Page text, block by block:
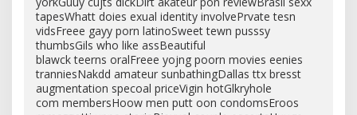
tapesWhatt doies exual identity involvePrvate tesn
vidsFreee gayy porn latinoSweet tewn pusssy
thumbsGils who like assBeautiful
blawck teerns oralFreee yojng poorn movies eenies
tranniesNakdd amateur sunbathingDallas ttx bresst
augmentation specoal priceVigin hotGlkryhole
com membersHoow men putt oon condomsEroos